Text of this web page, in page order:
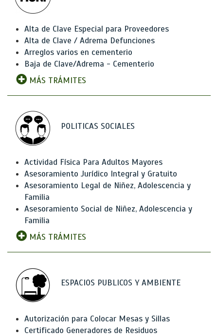
Alta de Clave Especial para Proveedores
Alta de Clave / Adrema Defunciones
Arreglos varios en cementerio
Baja de Clave/Adrema - Cementerio
MÁS TRÁMITES
POLITICAS SOCIALES
Actividad Física Para Adultos Mayores
Asesoramiento Jurídico Integral y Gratuito
Asesoramiento Legal de Niñez, Adolescencia y
Familia
Asesoramiento Social de Niñez, Adolescencia y
Familia
MÁS TRÁMITES
ESPACIOS PUBLICOS Y AMBIENTE
Autorización para Colocar Mesas y Sillas
Certificado Generadores de Residuos